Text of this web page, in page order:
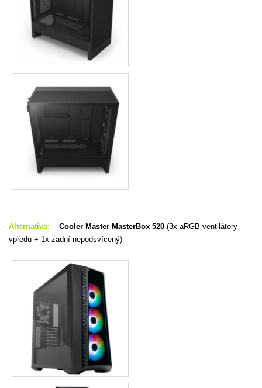
Alternativa: Cooler Master MasterBox 520 (3x aRGB ventilátory
vpředu + 1x zadní nepodsvícený)